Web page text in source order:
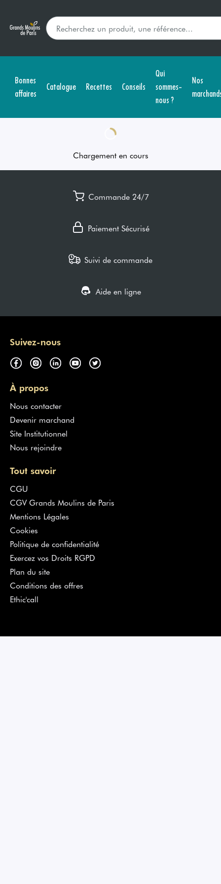
Bonnes
affaires
Catalogue Recettes Conseils
Qui
sommes-
nous ?
Nos
Chargement en cours
Commande 24/7
Paiement Sécurisé
Suivi de commande
Aide en ligne
Suivez-nous
À propos
Nous contacter
Devenir marchand
Site Institutionnel
Nous rejoindre
Tout savoir
CGU
CGV Grands Moulins de Paris
Mentions Légales
Cookies
Politique de confidentialité
Exercez vos Droits RGPD
Plan du site
Conditions des offres
Ethic'call